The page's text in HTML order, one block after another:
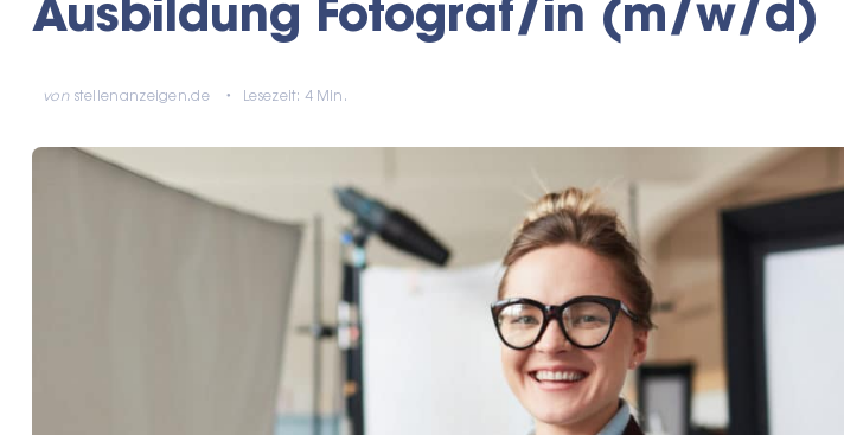
Ausbildung Fotograf/in (m/w/d)
von stellenanzeigen.de Lesezeit: 4 Min.